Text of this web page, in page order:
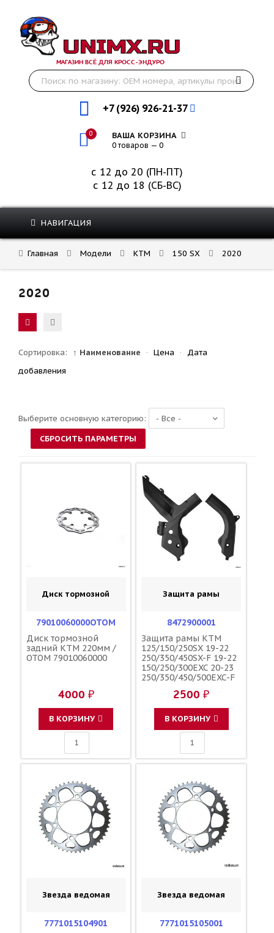
МАГАЗИН ВСЁ ДЛЯ КРОСС-ЭНДУРО
+7 (926) 926-21-37
0 ВАША КОРЗИНА
0 товаров — 0
с 12 до 20 (ПН-ПТ)
с 12 до 18 (СБ-ВС)
НАВИГАЦИЯ
Главная Модели KTM 150 SX 2020
2020
Сортировка: ↑ Наименование · Цена ·
Дата
добавления
Выберите основную категорию:
Диск тормозной
79010060000OTOM
Диск тормозной
задний KTM 220мм /
OTOM 79010060000
4000 ₽
В КОРЗИНУ
Защита рамы
8472900001
Защита рамы KTM
125/150/250SX 19-22
250/350/450SX-F 19-22
150/250/300EXC 20-23
250/350/450/500EXC-F
7910309400030
79103094100EB
7910309410030
2500 ₽
В КОРЗИНУ
Звезда ведомая
7771015104901
Звезда ведомая
7771015105001